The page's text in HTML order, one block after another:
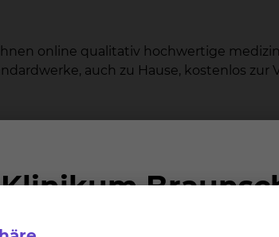
online qualitativ hochwertige
auch zu Hause, kostenlos zur
angestrebten Wahlfachs, neben den
wie z.B. Radioonkologie,